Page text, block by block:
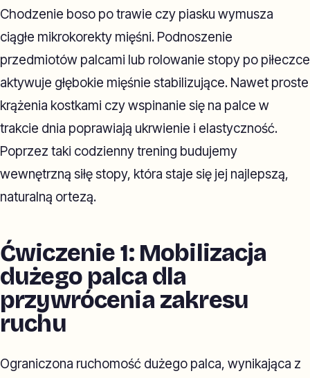
Chodzenie boso po trawie czy piasku wymusza
ciągłe mikrokorekty mięśni. Podnoszenie
przedmiotów palcami lub rolowanie stopy po piłeczce
aktywuje głębokie mięśnie stabilizujące. Nawet proste
krążenia kostkami czy wspinanie się na palce w
trakcie dnia poprawiają ukrwienie i elastyczność.
Poprzez taki codzienny trening budujemy
wewnętrzną siłę stopy, która staje się jej najlepszą,
naturalną ortezą.
Ćwiczenie 1: Mobilizacja
dużego palca dla
przywrócenia zakresu
ruchu
Ograniczona ruchomość dużego palca, wynikająca z